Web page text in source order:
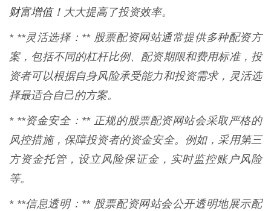
财富增值！ 大大提高了投资效率。
* **灵活选择：** 股票配资网站通常提供多种配资方
案，包括不同的杠杆比例、配资期限和费用标准，投
资者可以根据自身风险承受能力和投资需求，灵活选
择最适合自己的方案。
* **资金安全：** 正规的股票配资网站会采取严格的
风控措施，保障投资者的资金安全。例如，采用第三
方资金托管，设立风险保证金，实时监控账户风险
等。
* **信息透明：** 股票配资网站会公开透明地展示配